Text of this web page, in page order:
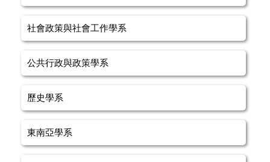
社會政策與社會工作學系
公共行政與政策學系
歷史學系
東南亞學系